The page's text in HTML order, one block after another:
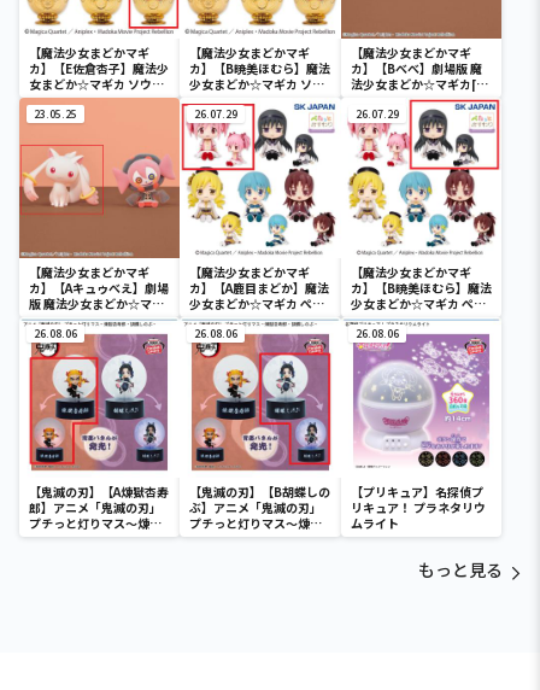
【魔法少女まどかマギ
カ】【E佐倉杏子】魔法少
女まどか☆マギカ ソウル
ジェムキャニスター2(R2)
【魔法少女まどかマギ
カ】【B暁美ほむら】魔法
少女まどか☆マギカ ソウ
2(R2)
【魔法少女まどかマギ
カ】【Bべべ】劇場版 魔
法少女まどか☆マギカ[新
編]叛逆の物語 Fluffy
Puffy～キュゥべえ＆べべ
～
23.05.25
【魔法少女まどかマギ
カ】【Aキュゥべえ】劇場
版 魔法少女まどか☆マギ
カ[新編]叛逆の物語
Fluffy Puffy～キュゥべ
え＆べべ～
26.07.29
【魔法少女まどかマギ
カ】【A鹿目まどか】魔法
少女まどか☆マギカ ぺた
っとおすわりフィギュア
(R2)
26.07.29
【魔法少女まどかマギ
カ】【B暁美ほむら】魔法
少女まどか☆マギカ ぺた
っとおすわりフィギュア
(R2)
26.08.06
【鬼滅の刃】【A煉獄杏寿
郎】アニメ「鬼滅の刃」
プチっと灯りマス～煉獄
杏寿郎・胡蝶しのぶ～
26.08.06
【鬼滅の刃】【B胡蝶しの
ぶ】アニメ「鬼滅の刃」
プチっと灯りマス～煉獄
杏寿郎・胡蝶しのぶ～
26.08.06
【プリキュア】名探偵プ
リキュア！ プラネタリウ
ムライト
もっと見る